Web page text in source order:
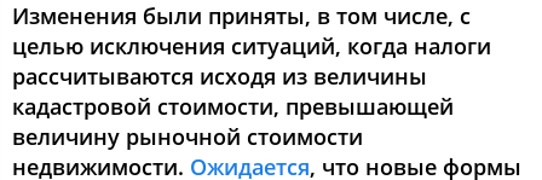
Изменения были приняты, в том числе, с
целью исключения ситуаций, когда налоги
рассчитываются исходя из величины
кадастровой стоимости, превышающей
величину рыночной стоимости
недвижимости. Ожидается, что новые формы